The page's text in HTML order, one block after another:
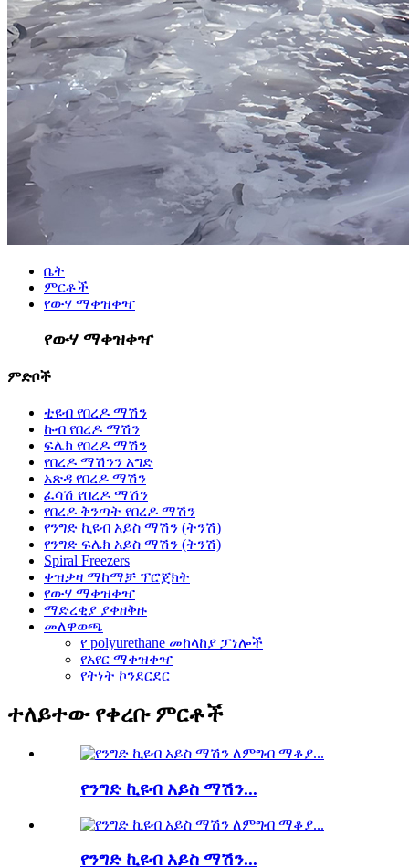
ቤት
ምርቶች
የውሃ ማቀዝቀዣ
የውሃ ማቀዝቀዣ
ምድቦች
ቲዩብ የበረዶ ማሽን
ኩብ የበረዶ ማሽን
ፍሌክ የበረዶ ማሽን
የበረዶ ማሽንን አግድ
አጽዳ የበረዶ ማሽን
ፈሳሽ የበረዶ ማሽን
የበረዶ ቅንጣት የበረዶ ማሽን
የንግድ ኪዩብ አይስ ማሽን (ትንሽ)
የንግድ ፍሌክ አይስ ማሽን (ትንሽ)
Spiral Freezers
ቀዝቃዛ ማከማቻ ፕሮጀክት
የውሃ ማቀዝቀዣ
ማድረቂያ ያቀዘቅዙ
መለዋወጫ
የ polyurethane መከላከያ ፓነሎች
የአየር ማቀዝቀዣ
የትነት ኮንደርደር
ተለይተው የቀረቡ ምርቶች
የንግድ ኪዩብ አይስ ማሽን...
የንግድ ኪዩብ አይስ ማሽን...